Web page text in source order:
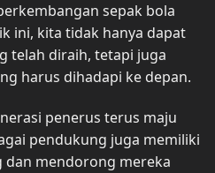
sepak bola
ini, kita tidak hanya dapat
telah diraih, tetapi juga
harus dihadapi ke depan.
penerus terus maju
pendukung juga memiliki
mendorong mereka